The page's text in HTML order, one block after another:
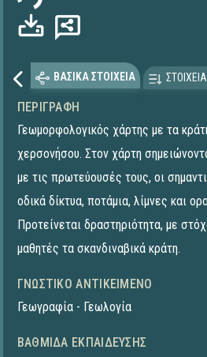
ΒΑΣΙΚΑ ΣΤΟΙΧΕΙΑ
ΠΕΡΙΓΡΑΦΉ
Γεωμορφολογικός χάρτης με τα
χερσονήσου. Στον χάρτη
με τις πρωτεύουσές τους, οι
οδικά δίκτυα, ποτάμια, λίμνες και
Προτείνεται δραστηριότητα, με
μαθητές τα σκανδιναβικά κράτη.
ΓΝΩΣΤΙΚΌ ΑΝΤΙΚΕΊΜΕΝΟ
Γεωγραφία - Γεωλογία
ΒΑΘΜΊΔΑ ΕΚΠΑΊΔΕΥΣΗΣ